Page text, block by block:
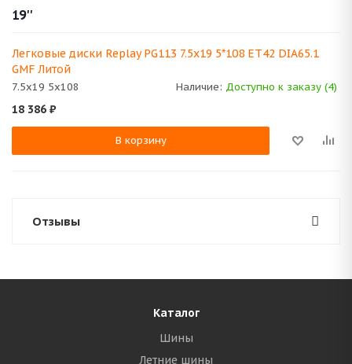
19''
Легковые диски Replay PG113 7.5x19 5*108 ET42 DIA65.1
GMF Литой
7.5x19 5x108 Наличие: Доступно к заказу (4)
18 386 ₽
В корзину
Отзывы
Каталог
Шины
Летние шины